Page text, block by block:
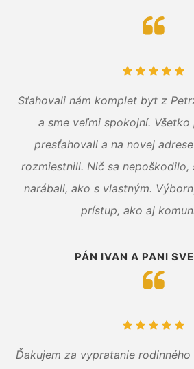
Sťahovali nám komplet byt z
a sme veľmi spokojní. Všetko
presťahovali a na novej
rozmiestnili. Nič sa nepoškodilo,
narábali, ako s vlastným.
prístup, ako aj
PÁN IVAN A PANI
Ďakujem za vypratanie